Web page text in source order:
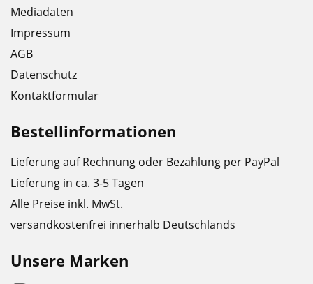
Mediadaten
Impressum
AGB
Datenschutz
Kontaktformular
Bestellinformationen
Lieferung auf Rechnung oder Bezahlung per PayPal
Lieferung in ca. 3-5 Tagen
Alle Preise inkl. MwSt.
versandkostenfrei innerhalb Deutschlands
Unsere Marken